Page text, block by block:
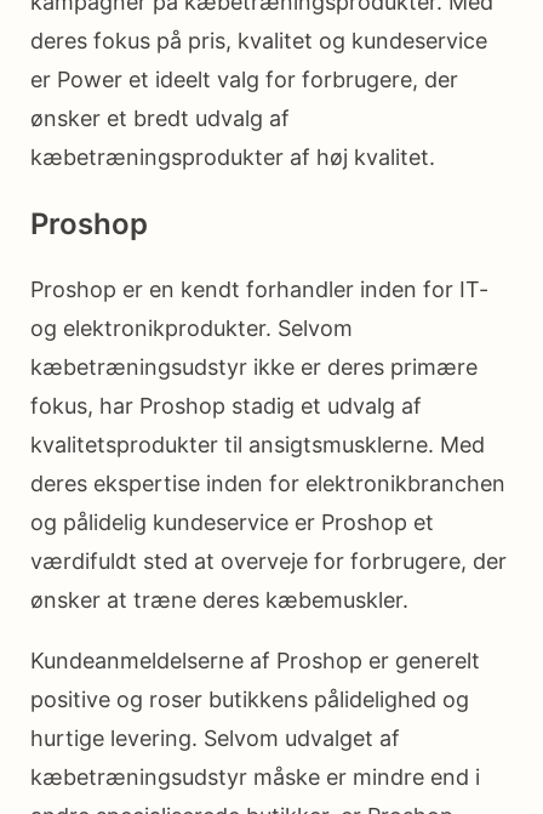
deres fokus på pris, kvalitet og kundeservice
er Power et ideelt valg for forbrugere, der
ønsker et bredt udvalg af
kæbetræningsprodukter af høj kvalitet.
Proshop
Proshop er en kendt forhandler inden for IT-
og elektronikprodukter. Selvom
kæbetræningsudstyr ikke er deres primære
fokus, har Proshop stadig et udvalg af
kvalitetsprodukter til ansigtsmusklerne. Med
deres ekspertise inden for elektronikbranchen
og pålidelig kundeservice er Proshop et
værdifuldt sted at overveje for forbrugere, der
ønsker at træne deres kæbemuskler.
Kundeanmeldelserne af Proshop er generelt
positive og roser butikkens pålidelighed og
hurtige levering. Selvom udvalget af
kæbetræningsudstyr måske er mindre end i